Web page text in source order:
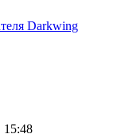
Darkwing
15:48